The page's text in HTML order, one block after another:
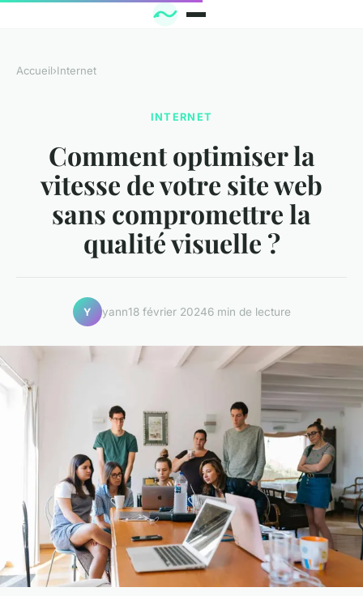
Accueil›Internet
INTERNET
Comment optimiser la
vitesse de votre site web
sans compromettre la
qualité visuelle ?
Y yann18 février 20246 min de lecture